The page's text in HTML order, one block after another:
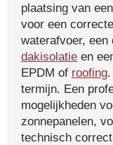
plaatsing van een
voor een
waterafvoer,
dakisolatie en
EPDM of roofing
termijn. Een
mogelijkheden
zonnepanelen,
technisch